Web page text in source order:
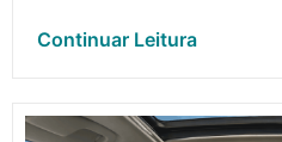
Continuar Leitura